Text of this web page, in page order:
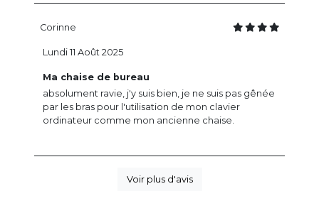
Corinne
Ma chaise de bureau
absolument ravie, j'y suis bien, je ne suis pas gênée
par les bras pour l'utilisation de mon clavier
ordinateur comme mon ancienne chaise.
Lundi 11 Août 2025
Voir plus d'avis